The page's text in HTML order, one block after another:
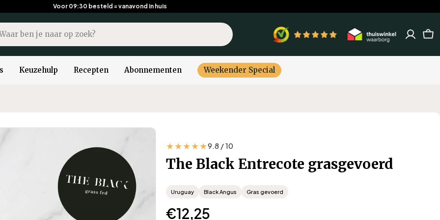
Voor 09:30 besteld = vanavond in huis
Keuzehulp Recepten Abonnementen Weekender Special
★★★★★9.8 / 10
The Black Entrecote grasgevoerd
Uruguay Black Angus Gras gevoerd
Normale
€12,25